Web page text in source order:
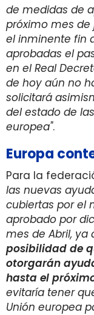
de medidas de
próximo mes de
el inminente fin
aprobadas el
en el Real
de hoy aún no
solicitará
del estado de
europea".
Europa
Para la
las nuevas
cubiertas por el
aprobado por
mes de Abril,
posibilidad de
otorgarán
hasta el
evitaría tener
Unión europea